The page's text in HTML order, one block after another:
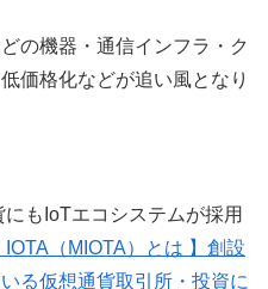
の機器・通信インフラ・ク
価格化などが追い風となり
もIoTエコシステムが採用
（MIOTA）とは 】創設
る仮想通貨取引所・投資に